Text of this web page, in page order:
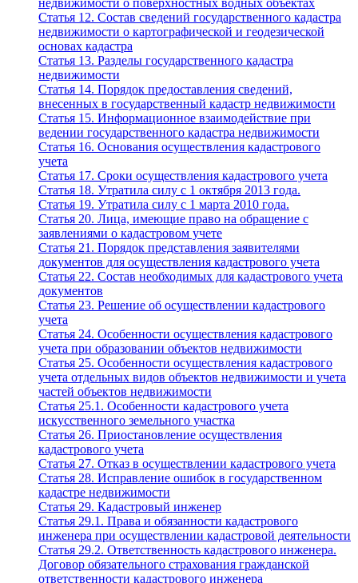
Статья 12. Состав сведений государственного кадастра
недвижимости о картографической и геодезической
основах кадастра
Статья 13. Разделы государственного кадастра
недвижимости
Статья 14. Порядок предоставления сведений,
внесенных в государственный кадастр недвижимости
Статья 15. Информационное взаимодействие при
ведении государственного кадастра недвижимости
Статья 16. Основания осуществления кадастрового
учета
Статья 17. Сроки осуществления кадастрового учета
Статья 18. Утратила силу с 1 октября 2013 года.
Статья 19. Утратила силу с 1 марта 2010 года.
Статья 20. Лица, имеющие право на обращение с
заявлениями о кадастровом учете
Статья 21. Порядок представления заявителями
документов для осуществления кадастрового учета
Статья 22. Состав необходимых для кадастрового учета
документов
Статья 23. Решение об осуществлении кадастрового
учета
Статья 24. Особенности осуществления кадастрового
учета при образовании объектов недвижимости
Статья 25. Особенности осуществления кадастрового
учета отдельных видов объектов недвижимости и учета
частей объектов недвижимости
Статья 25.1. Особенности кадастрового учета
искусственного земельного участка
Статья 26. Приостановление осуществления
кадастрового учета
Статья 27. Отказ в осуществлении кадастрового учета
Статья 28. Исправление ошибок в государственном
кадастре недвижимости
Статья 29. Кадастровый инженер
Статья 29.1. Права и обязанности кадастрового
инженера при осуществлении кадастровой деятельности
Статья 29.2. Ответственность кадастрового инженера.
Договор обязательного страхования гражданской
ответственности кадастрового инженера